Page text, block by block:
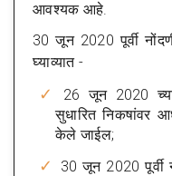
आवश्यक आहे.
30 जून 2020 पूर्वी
घ्याव्यात -
26 जून 2020
सुधारित निकषांवर
केले जाईल;
30 जून 2020